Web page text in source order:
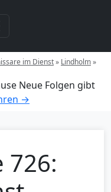
im Dienst» Lindholm»
Neue Folgen gibt
→
726: